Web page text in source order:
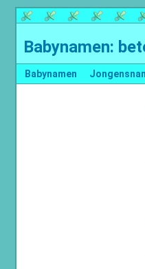
Babynamen:
Babynamen